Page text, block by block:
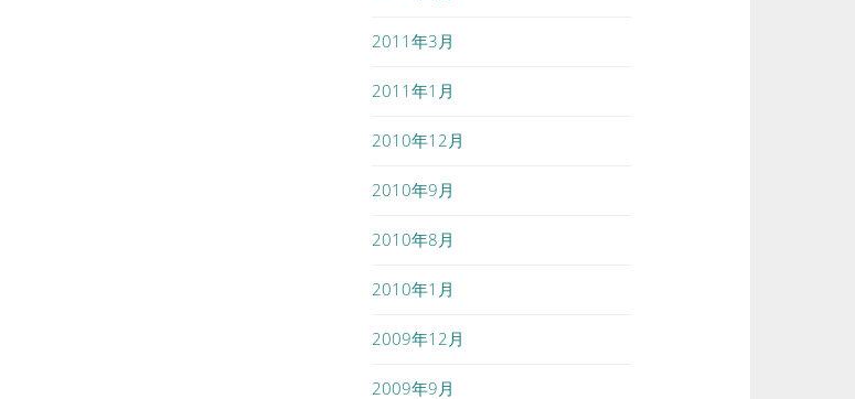
2011年3月
2011年1月
2010年12月
2010年9月
2010年8月
2010年1月
2009年12月
2009年9月